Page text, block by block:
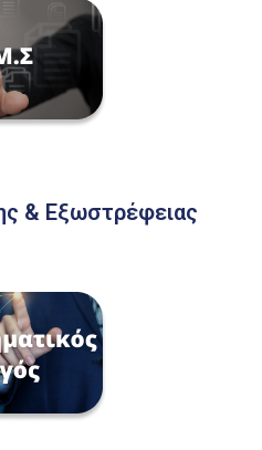
& Εξωστρέφειας